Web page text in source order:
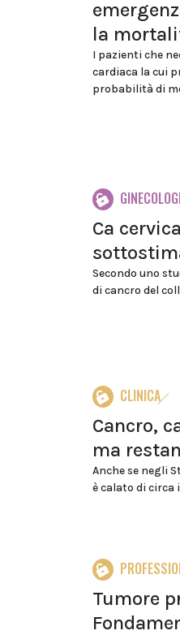
la
I pazienti che
cardiaca la cui
probabilità di
Ca
Secondo uno
di cancro del
CLINICA
Cancro,
ma
Anche se negli
è calato di circa
Tumore